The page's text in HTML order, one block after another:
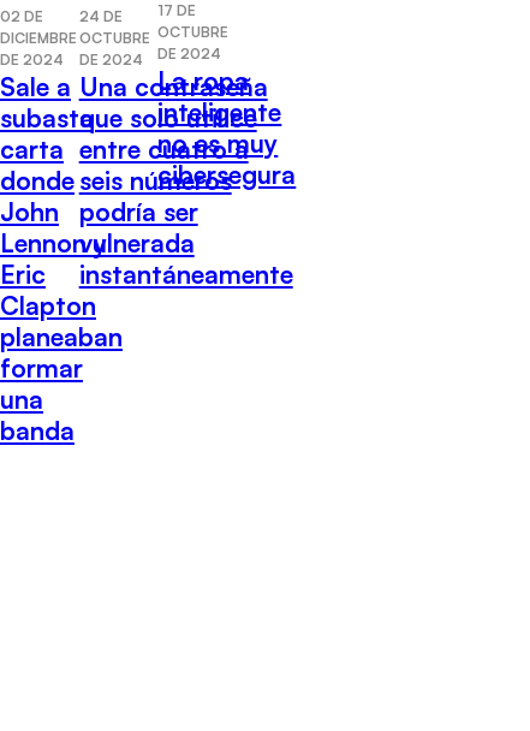
02 DE
DICIEMBRE
DE 2024
Sale a
subasta
carta
donde
John
Lennon y
Eric
Clapton
planeaban
formar
una
banda
24 DE
OCTUBRE
DE 2024
Una contraseña
que solo utilice
entre cuatro a
seis números
podría ser
vulnerada
instantáneamente
17 DE
OCTUBRE
DE 2024
La ropa
inteligente
no es muy
cibersegura